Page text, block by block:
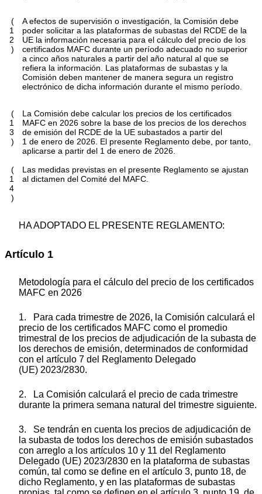
(
1
2
)
A efectos de supervisión o investigación, la Comisión debe
poder solicitar a las plataformas de subastas del RCDE de la
UE la información necesaria para el cálculo del precio de los
certificados MAFC durante un período adecuado no superior
a cinco años naturales a partir del año natural al que se
refiera la información. Las plataformas de subastas y la
Comisión deben mantener de manera segura un registro
electrónico de dicha información durante el mismo período.
(
1
3
)
(
1
4
)
La Comisión debe calcular los precios de los certificados
MAFC en 2026 sobre la base de los precios de los derechos
de emisión del RCDE de la UE subastados a partir del
1 de enero de 2026. El presente Reglamento debe, por tanto,
aplicarse a partir del 1 de enero de 2026.
Las medidas previstas en el presente Reglamento se ajustan
al dictamen del Comité del MAFC.
HA ADOPTADO EL PRESENTE REGLAMENTO:
Artículo 1
Metodología para el cálculo del precio de los certificados
MAFC en 2026
1. Para cada trimestre de 2026, la Comisión calculará el
precio de los certificados MAFC como el promedio
trimestral de los precios de adjudicación de la subasta de
los derechos de emisión, determinados de conformidad
con el artículo 7 del Reglamento Delegado
(UE) 2023/2830.
2. La Comisión calculará el precio de cada trimestre
durante la primera semana natural del trimestre siguiente.
3. Se tendrán en cuenta los precios de adjudicación de
la subasta de todos los derechos de emisión subastados
con arreglo a los artículos 10 y 11 del Reglamento
Delegado (UE) 2023/2830 en la plataforma de subastas
común, tal como se define en el artículo 3, punto 18, de
dicho Reglamento, y en las plataformas de subastas